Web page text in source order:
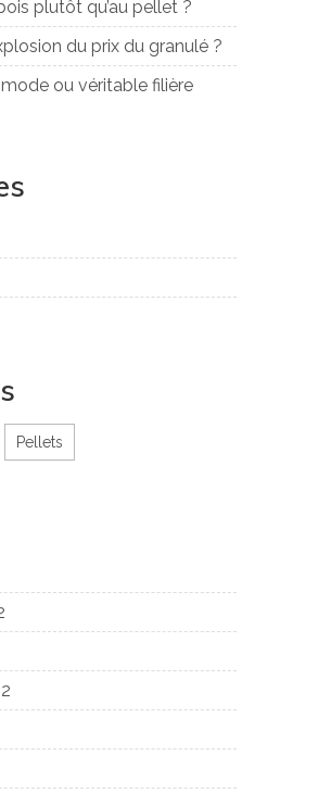
plutôt qu’au pellet ?
du prix du granulé ?
ou véritable filière
Pellets